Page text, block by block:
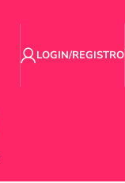
LOGIN/REGISTRO